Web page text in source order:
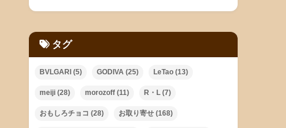
タグ
BVLGARI (5) GODIVA (25) LeTao (13)
meiji (28) morozoff (11) R・L (7)
おもしろチョコ (28) お取り寄せ (168)